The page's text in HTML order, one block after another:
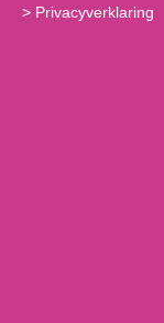
> Privacyverklaring